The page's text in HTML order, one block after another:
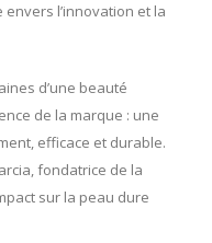
l’innovation et la
d’une beauté
de la marque : une
efficace et durable.
fondatrice de la
sur la peau dure